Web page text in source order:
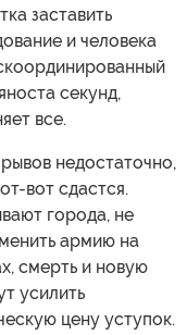
заставить
и человека
секунд,
все.
недостаточно,
вот сдастся.
города, не
армию на
смерть и новую
усилить
цену уступок.